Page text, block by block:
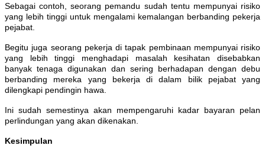
Sebagai contoh, seorang pemandu sudah tentu mempunyai risiko
yang lebih tinggi untuk mengalami kemalangan berbanding pekerja
pejabat.
Begitu juga seorang pekerja di tapak pembinaan mempunyai risiko
yang lebih tinggi menghadapi masalah kesihatan disebabkan
banyak tenaga digunakan dan sering berhadapan dengan debu
berbanding mereka yang bekerja di dalam bilik pejabat yang
dilengkapi pendingin hawa.
Ini sudah semestinya akan mempengaruhi kadar bayaran pelan
perlindungan yang akan dikenakan.
Kesimpulan